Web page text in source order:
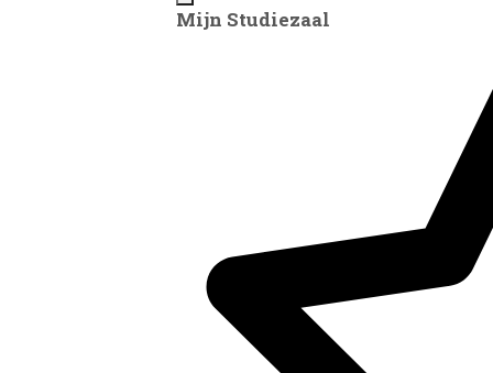
Mijn Studiezaal